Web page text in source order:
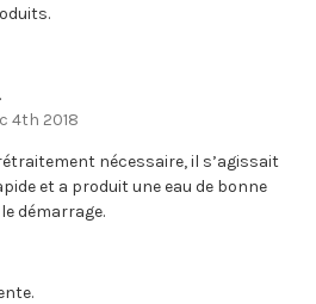
4th 2018
nécessaire, il s’agissait
et a produit une eau de bonne
démarrage.